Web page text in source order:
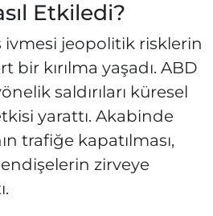
Etkiledi?
ivmesi jeopolitik risklerin
bir kırılma yaşadı. ABD
saldırıları küresel
yarattı. Akabinde
trafiğe kapatılması,
zirveye